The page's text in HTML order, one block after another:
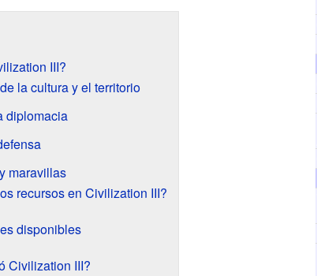
III?
la cultura y el territorio
diplomacia
maravillas
recursos en Civilization III?
disponibles
Civilization III?